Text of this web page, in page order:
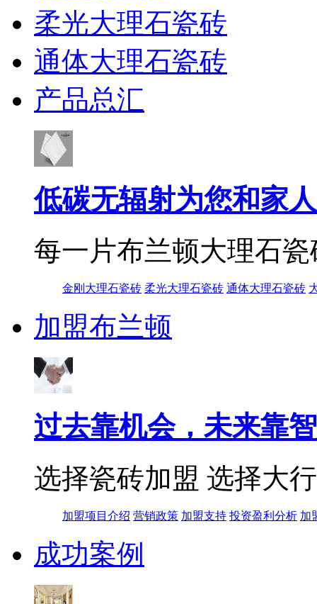
柔光大理石瓷砖
通体大理石瓷砖
产品总汇
低碳无辐射为您和家
每一片布兰顿大理石
金刚大理石瓷砖 柔光大理石瓷砖 通体大理石瓷砖
加盟布兰顿
过去靠机会，未来靠
选择瓷砖加盟 选择大
加盟项目介绍 营销政策 加盟支持 投资盈利分析 加
成功案例